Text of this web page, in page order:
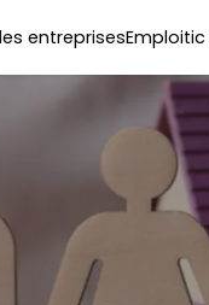
entreprisesEmploitic